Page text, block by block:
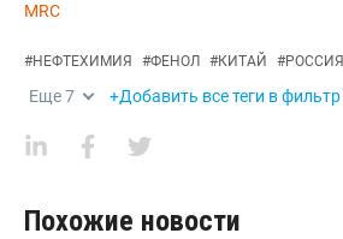
MRC
#НЕФТЕХИМИЯ #ФЕНОЛ #КИТАЙ #РОССИЯ
Еще7 +Добавить все теги в фильтр
Похожие новости